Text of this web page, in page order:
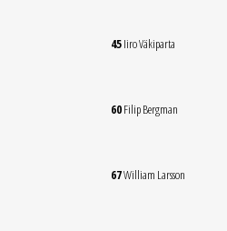
45Iiro Väkiparta
60Filip Bergman
67William Larsson